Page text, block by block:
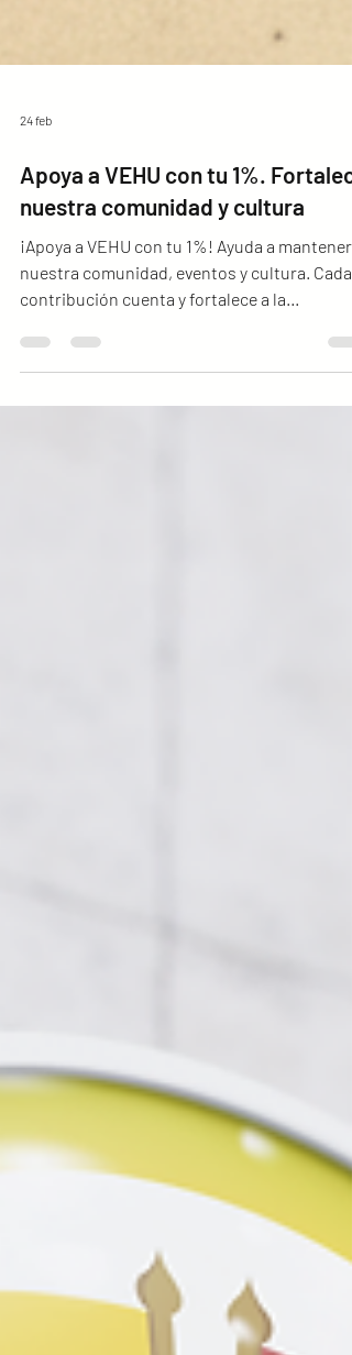
Apoya a VEHU con tu 1%.
nuestra comunidad y cultura
¡Apoya a VEHU con tu 1%! Ayuda a mantener
nuestra comunidad, eventos y cultura. Cada
contribución cuenta y fortalece a la